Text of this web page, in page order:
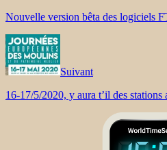
Nouvelle version bêta des logiciels
Suivant
16-17/5/2020, y aura t’il des stations